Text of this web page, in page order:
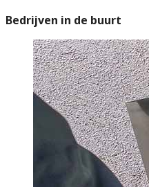
Bedrijven in de buurt